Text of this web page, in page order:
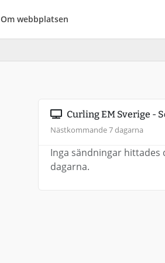
Om webbplatsen
Curling EM Sverige -
Nästkommande 7 dagarna
Inga sändningar hittades
dagarna.